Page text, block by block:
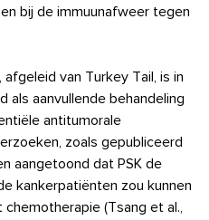
bij de immuunafweer tegen
afgeleid van Turkey Tail, is in
als aanvullende behandeling
antitumorale
zoals gepubliceerd
aangetoond dat PSK de
kankerpatiënten zou kunnen
(Tsang et al.,